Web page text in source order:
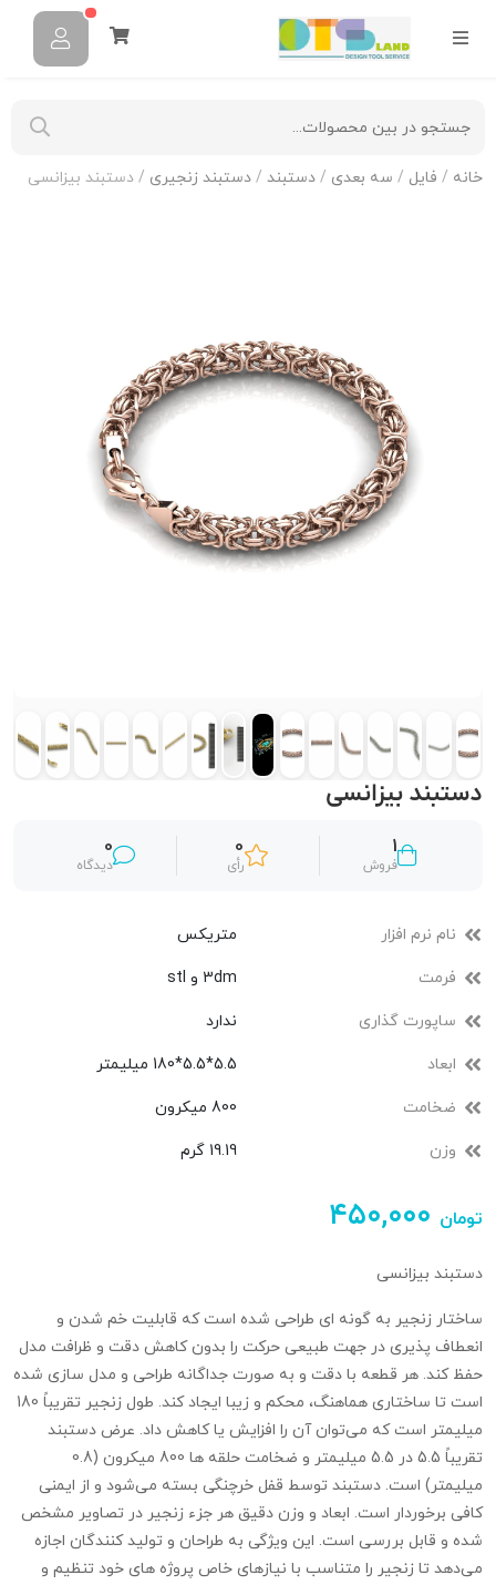
خانه / فایل / سه بعدی / دستبند / دستبند زنجیری / دستبند بیزانسی
دستبند بیزانسی
1
فروش
0
رأی
0
دیدگاه
نام نرم افزار متریکس
فرمت 3dm و stl
ساپورت گذاری ندارد
ابعاد 5.5*5.5*180 میلیمتر
ضخامت 800 میکرون
وزن 19.19 گرم
۴۵۰,۰۰۰ تومان
دستبند بیزانسی
ساختار زنجیر به گونه‌ ای طراحی شده است که قابلیت خم شدن و
انعطاف‌ پذیری در جهت طبیعی حرکت را بدون کاهش دقت و ظرافت مدل
حفظ کند. هر قطعه با دقت و به صورت جداگانه طراحی و مدل‌ سازی شده
است تا ساختاری هماهنگ، محکم و زیبا ایجاد کند. طول زنجیر تقریباً 180
میلیمتر است که می‌توان آن را افزایش یا کاهش داد. عرض دستبند
تقریباً 5.5 در 5.5 میلیمتر و ضخامت حلقه‌ ها 800 میکرون (0.8
میلیمتر) است. دستبند توسط قفل خرچنگی بسته می‌شود و از ایمنی
کافی برخوردار است. ابعاد و وزن دقیق هر جزء زنجیر در تصاویر مشخص
شده و قابل بررسی است. این ویژگی به طراحان و تولید کنندگان اجازه
می‌دهد تا زنجیر را متناسب با نیازهای خاص پروژه‌ های خود تنظیم و